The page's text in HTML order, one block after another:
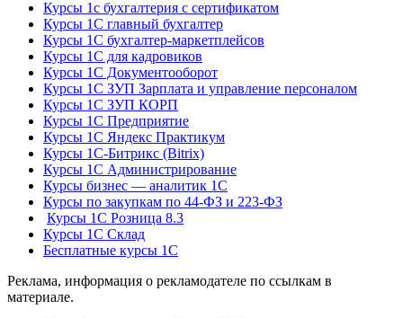
Курсы 1с бухгалтерия с сертификатом
Курсы 1С главный бухгалтер
Курсы 1С бухгалтер-маркетплейсов
Курсы 1С для кадровиков
Курсы 1С Документооборот
Курсы 1С ЗУП Зарплата и управление персоналом
Курсы 1С ЗУП КОРП
Курсы 1С Предприятие
Курсы 1С Яндекс Практикум
Курсы 1С-Битрикс (Bitrix)
Курсы 1С Администрирование
Курсы бизнес — аналитик 1С
Курсы по закупкам по 44‑ФЗ и 223‑ФЗ
Курсы 1С Розница 8.3
Курсы 1С Склад
Бесплатные курсы 1С
Реклама, информация о рекламодателе по ссылкам в
материале.